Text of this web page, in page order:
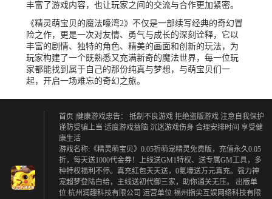
丰富了游戏内容，也让玩家之间的交流与合作更加紧密。
《精灵萌宝贝的魔法嚎湾2》不仅是一部续写经典的奇幻冒
险之作，更是一次对友情、勇气与成长的深刻诠释，它以
丰富的剧情、独特的角色、精美的画面和创新的玩法，为
玩家构建了一个既熟悉又充满新奇的魔法世界，每一位玩
家都能找到属于自己的那份纯真与梦想，与萌宝贝们一
起，开启一场难忘的奇幻之旅。
首页 |健康游戏忠告： 抵制不良游戏 拒绝盗版游戏 注意自我保护
谨防受骗上当 适度游戏益脑 沉迷游戏伤身 合理安排时间 享受健
康生活
游戏名称:《精灵萌宝贝》0.05折萌宠精灵免费版，充值永久0.05
折，每天送1000代金券！上线送GM1特权、送专属GM工具，多
种特权福利不停。真充红包天天送，0氪壕送万元真充。强力神
宠超梦登陆白给，主线送初代御三家，助你通关无压。 出版单
位:杭州润趣科技有限公司 运营单位:福州指尖互娱网络科技有限